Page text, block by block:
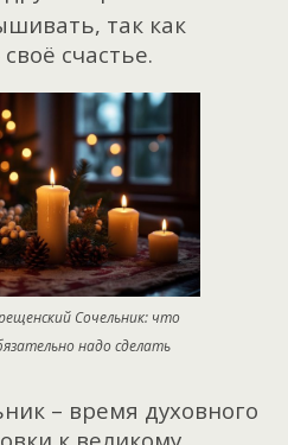
так как
счастье.
Сочельник: что
надо сделать
– время духовного